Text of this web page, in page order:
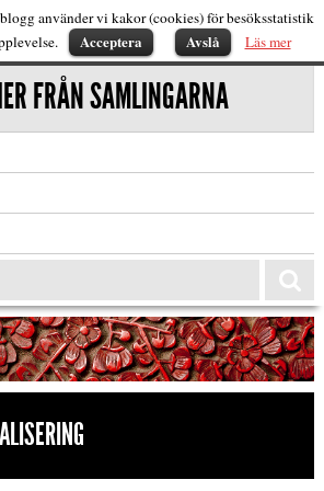
FRÅN SAMLINGARNA
använder vi kakor (cookies) för besöksstatistik
Acceptera Avslå Läs mer